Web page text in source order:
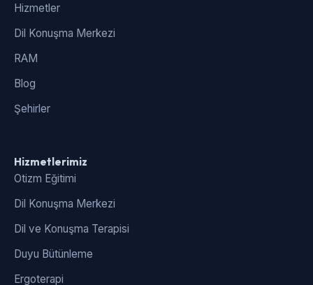
Hizmetler
Dil Konuşma Merkezi
RAM
Blog
Şehirler
Hizmetlerimiz
Otizm Eğitimi
Dil Konuşma Merkezi
Dil ve Konuşma Terapisi
Duyu Bütünleme
Ergoterapi